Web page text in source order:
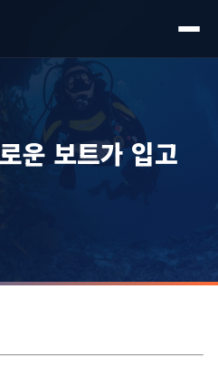
운 보트가 입고